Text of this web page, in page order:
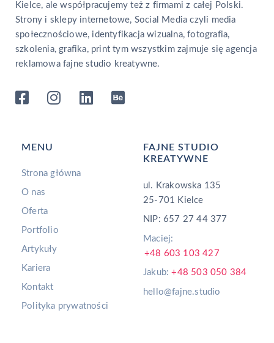
Kielce, ale współpracujemy też z firmami z całej Polski.
Strony i sklepy internetowe, Social Media czyli media
społecznościowe, identyfikacja wizualna, fotografia,
szkolenia, grafika, print tym wszystkim zajmuje się agencja
reklamowa fajne studio kreatywne.
MENU
Strona główna
O nas
Oferta
Portfolio
Artykuły
Kariera
Kontakt
Polityka prywatności
FAJNE STUDIO
KREATYWNE
ul. Krakowska 135
25-701 Kielce
NIP: 657 27 44 377
Maciej:
+48 603 103 427
Jakub:+48 503 050 384
hello@fajne.studio